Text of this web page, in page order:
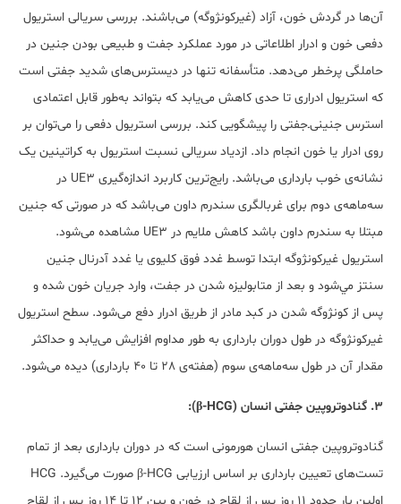
آن‌ها در گردش خون، آزاد (غيركونژوگه) می‌باشند. بررسی سریالی استریول
دفعی خون و ادرار اطلاعاتی در مورد عملکرد جفت و طبیعی بودن جنین در
حاملگی پرخطر می‌دهد. متأسفانه تنها در دیسترس‌های شدید جفتی است
که استریول ادراری تا حدی کاهش می‌یابد که بتواند به‌طور قابل اعتمادی
استرس جنینی‌ـ‌جفتی را پیشگویی کند. بررسی استریول دفعی را می‌توان بر
روی ادرار یا خون انجام داد. ازدیاد سریالی نسبت استریول به کراتینین یک
نشانه‌ی خوب بارداری می‌باشد. رایج‌ترین کاربرد اندازه‌گیری UE3 در
سه‌ماهه‌ی دوم برای غربالگری سندرم داون می‌باشد که در صورتی که جنین
مبتلا به سندرم داون باشد کاهش ملایم در UE3 مشاهده می‌شود.
استريول غيركونژوگه ابتدا توسط غدد فوق کلیوی یا غدد آدرنال جنين
سنتز مي‌شود و بعد از متابولیزه شدن در جفت، وارد جریان خون شده و
پس از کونژوگه شدن در کبد مادر از طریق ادرار دفع می‌شود. سطح استریول
غیرکونژوگه در طول دوران بارداری به طور مداوم افزایش می‌یابد و حداکثر
مقدار آن در طول سه‌ماهه‌ی سوم (هفته‌ی 28 تا 40 بارداری) دیده می‌شود.
۳. گنادوتروپین جفتی انسان (β-HCG):
گنادوتروپین جفتی انسان هورمونی است که در دوران بارداری بعد از تمام
تست‌های تعیین بارداری بر اساس ارزیابی β-HCG صورت می‌گیرد. HCG
اولین بار حدود ۱۱ روز پس از لقاح در خون و بین ۱۲ تا ۱۴ روز پس از لقاح